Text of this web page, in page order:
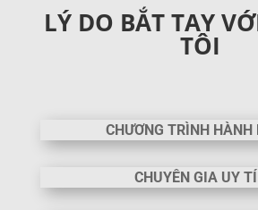
LÝ DO BẮT TAY
TÔI
CHƯƠNG TRÌNH HÀNH
CHUYÊN GIA UY